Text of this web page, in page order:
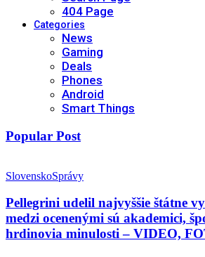
404 Page
Categories
News
Gaming
Deals
Phones
Android
Smart Things
Popular Post
SlovenskoSprávy
Pellegrini udelil najvyššie štátne
medzi ocenenými sú akademici,
hrdinovia minulosti – VIDEO,